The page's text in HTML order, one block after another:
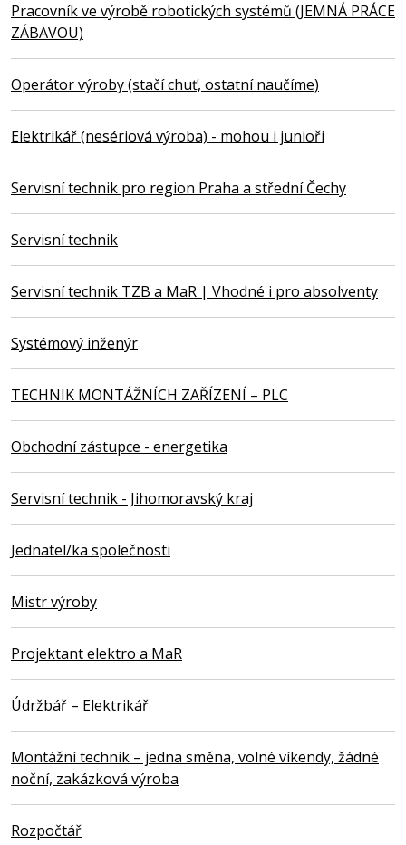
Pracovník ve výrobě robotických systémů (JEMNÁ PRÁCE
ZÁBAVOU)
Operátor výroby (stačí chuť, ostatní naučíme)
Elektrikář (nesériová výroba) - mohou i junioři
Servisní technik pro region Praha a střední Čechy
Servisní technik
Servisní technik TZB a MaR | Vhodné i pro absolventy
Systémový inženýr
TECHNIK MONTÁŽNÍCH ZAŘÍZENÍ – PLC
Obchodní zástupce - energetika
Servisní technik - Jihomoravský kraj
Jednatel/ka společnosti
Mistr výroby
Projektant elektro a MaR
Údržbář – Elektrikář
Montážní technik – jedna směna, volné víkendy, žádné
noční, zakázková výroba
Rozpočtář